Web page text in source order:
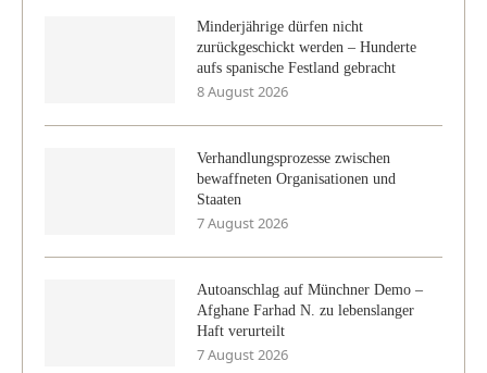
Minderjährige dürfen nicht
zurückgeschickt werden – Hunderte
aufs spanische Festland gebracht
8 August 2026
Verhandlungsprozesse zwischen
bewaffneten Organisationen und
Staaten
7 August 2026
Autoanschlag auf Münchner Demo –
Afghane Farhad N. zu lebenslanger
Haft verurteilt
7 August 2026